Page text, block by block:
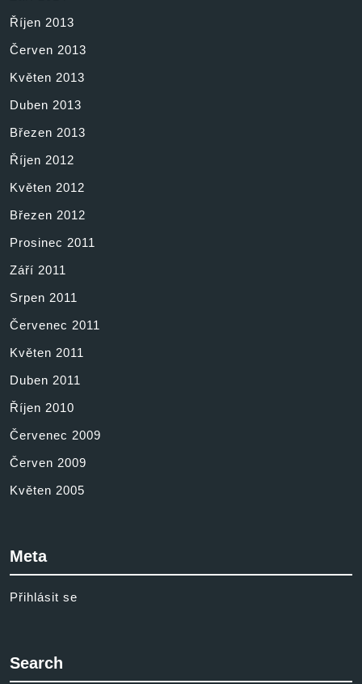
Říjen 2013
Červen 2013
Květen 2013
Duben 2013
Březen 2013
Říjen 2012
Květen 2012
Březen 2012
Prosinec 2011
Září 2011
Srpen 2011
Červenec 2011
Květen 2011
Duben 2011
Říjen 2010
Červenec 2009
Červen 2009
Květen 2005
Meta
Přihlásit se
Search